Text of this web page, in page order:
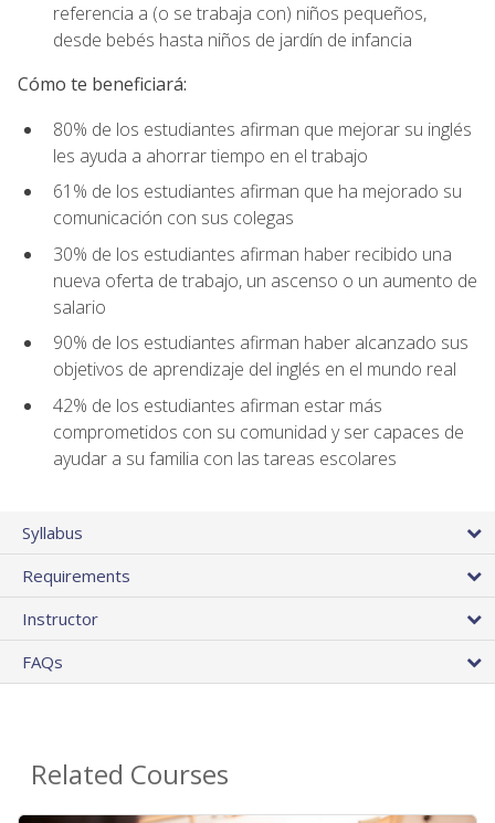
referencia a (o se trabaja con) niños pequeños,
desde bebés hasta niños de jardín de infancia
Cómo te beneficiará:
80% de los estudiantes afirman que mejorar su inglés
les ayuda a ahorrar tiempo en el trabajo
61% de los estudiantes afirman que ha mejorado su
comunicación con sus colegas
30% de los estudiantes afirman haber recibido una
nueva oferta de trabajo, un ascenso o un aumento de
salario
90% de los estudiantes afirman haber alcanzado sus
objetivos de aprendizaje del inglés en el mundo real
42% de los estudiantes afirman estar más
comprometidos con su comunidad y ser capaces de
ayudar a su familia con las tareas escolares
Syllabus
Requirements
Instructor
FAQs
Related Courses